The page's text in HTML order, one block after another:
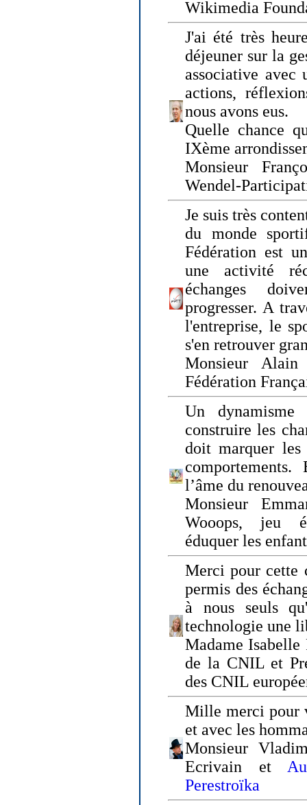
Wikimedia
J'ai été très
déjeuner sur la
associative avec
actions,
nous avons eus.
Quelle chance
IXème
Monsieur
Wendel-
Je suis très
du monde
Fédération est
une activité
échanges
progresser. A
l'entreprise, le
s'en retrouver
Monsieur
Fédération
Un dynamisme
construire les
doit marquer les
l’âme du
Monsieur
Wooops, jeu
éduquer les
Merci pour cette
permis des
à nous seuls
technologie une
Madame Isabelle
de la CNIL et
des CNIL
Mille merci pour
et avec les
Monsieur
Ecrivain et
Perestroïka